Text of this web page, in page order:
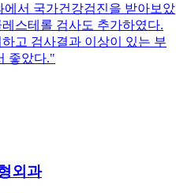
서 국가건강검진을 받아보았
스테롤 검사도 추가하였다.
고 검사결과 이상이 있는 부
좋았다."
외과